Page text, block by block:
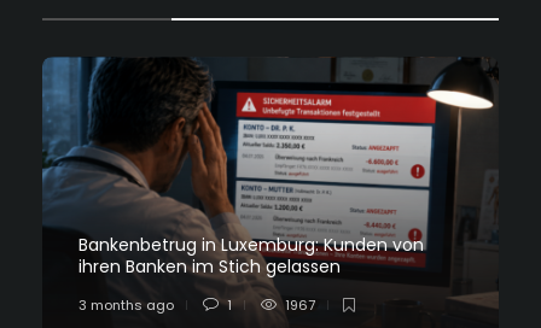
Bankenbetrug in Luxemburg: Kunden von
ihren Banken im Stich gelassen
3 months ago 1 1967